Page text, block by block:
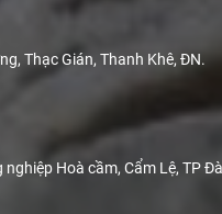
Thạc Gián, Thanh Khê, ĐN.
Hoà cầm, Cẩm Lệ, TP